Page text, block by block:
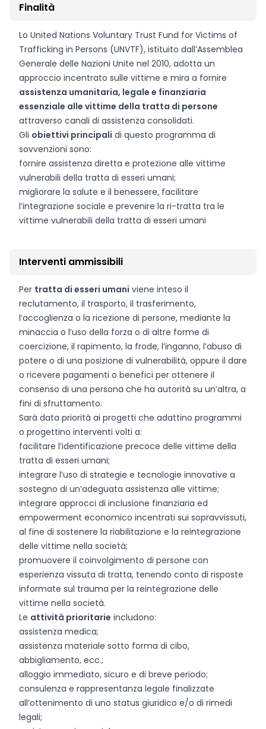
Finalità
Lo United Nations Voluntary Trust Fund for Victims of
Trafficking in Persons (UNVTF), istituito dall’Assemblea
Generale delle Nazioni Unite nel 2010, adotta un
approccio incentrato sulle vittime e mira a fornire
assistenza umanitaria, legale e finanziaria
essenziale alle vittime della tratta di persone
attraverso canali di assistenza consolidati.
Gli obiettivi principali di questo programma di
sovvenzioni sono:
fornire assistenza diretta e protezione alle vittime
vulnerabili della tratta di esseri umani;
migliorare la salute e il benessere, facilitare
l’integrazione sociale e prevenire la ri-tratta tra le
vittime vulnerabili della tratta di esseri umani
Interventi ammissibili
Per tratta di esseri umani viene inteso il
reclutamento, il trasporto, il trasferimento,
l’accoglienza o la ricezione di persone, mediante la
minaccia o l’uso della forza o di altre forme di
coercizione, il rapimento, la frode, l’inganno, l’abuso di
potere o di una posizione di vulnerabilità, oppure il dare
o ricevere pagamenti o benefici per ottenere il
consenso di una persona che ha autorità su un’altra, a
fini di sfruttamento.
Sarà data priorità ai progetti che adattino programmi
o progettino interventi volti a:
facilitare l’identificazione precoce delle vittime della
tratta di esseri umani;
integrare l’uso di strategie e tecnologie innovative a
sostegno di un’adeguata assistenza alle vittime;
integrare approcci di inclusione finanziaria ed
empowerment economico incentrati sui sopravvissuti,
al fine di sostenere la riabilitazione e la reintegrazione
delle vittime nella società;
promuovere il coinvolgimento di persone con
esperienza vissuta di tratta, tenendo conto di risposte
informate sul trauma per la reintegrazione delle
vittime nella società.
Le attività prioritarie includono:
assistenza medica;
assistenza materiale sotto forma di cibo,
abbigliamento, ecc.;
alloggio immediato, sicuro e di breve periodo;
consulenza e rappresentanza legale finalizzate
all’ottenimento di uno status giuridico e/o di rimedi
legali;